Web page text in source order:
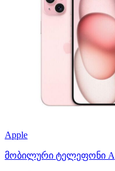
Apple
მობილური ტელეფონი